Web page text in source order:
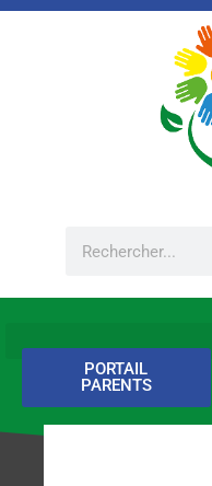
Aller
PORTAIL
PARENTS